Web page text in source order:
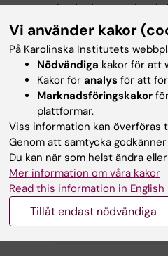
Anvisningarna
för rutiner som
redogör för de olika
överblick över hur
Anvisningarna
Anvisningar
Hade du nytta av
Vi använder kakor
På Karolinska Institutets
Nödvändiga kakor för att
Kakor för analys för att
Marknadsföringskakor
plattformar.
Viss information kan överföras
Genom att samtycka
Du kan när som helst ändra
Mer information om våra kakor
Read this information in English
Tillåt endast nödvändiga